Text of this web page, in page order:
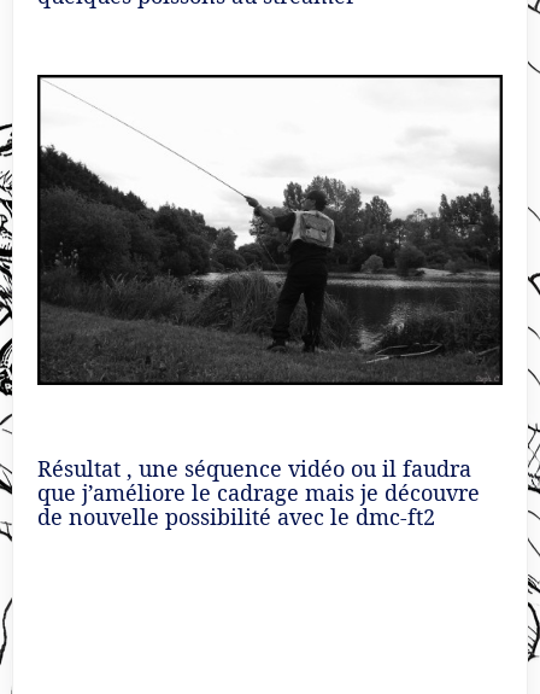
Résultat , une séquence vidéo ou il faudra
que j’améliore le cadrage mais je découvre
de nouvelle possibilité avec le dmc-ft2